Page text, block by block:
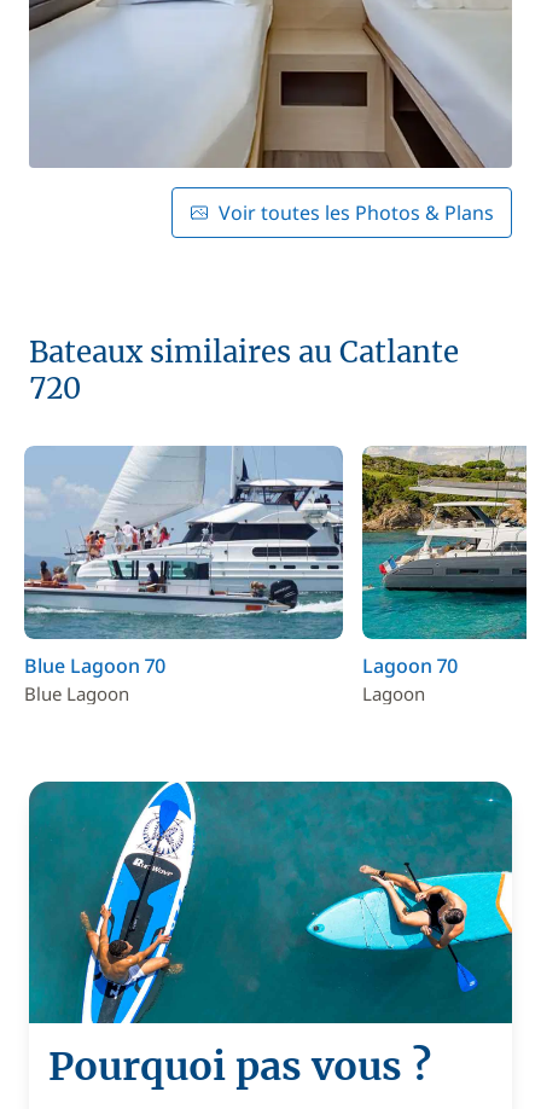
Voir toutes les Photos & Plans
Bateaux similaires au Catlante
720
Blue Lagoon 70
Blue Lagoon
Lagoon 70
Lagoon
Pourquoi pas vous ?